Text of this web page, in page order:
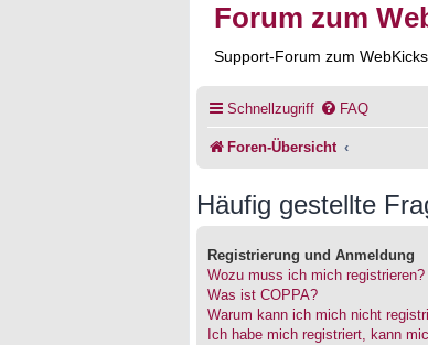
Forum zum
Support-Forum zum
Schnellzugriff FAQ
Foren-Übersicht
Häufig gestellte
Registrierung und Anmeldung
Wozu muss ich mich registrieren?
Was ist COPPA?
Warum kann ich mich nicht
Ich habe mich registriert, kann